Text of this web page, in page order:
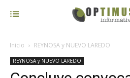
Inicio REYNOSA y NUEVO LAREDO
REYNOSA y NUEVO LAREDO